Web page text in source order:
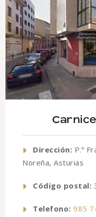
Dirección: P.º
Noreña, Asturias
Código postal:
Telefono: 985